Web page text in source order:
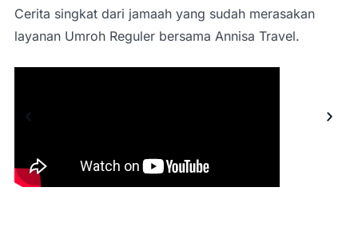
Cerita singkat dari jamaah yang sudah merasakan
layanan Umroh Reguler bersama Annisa Travel.